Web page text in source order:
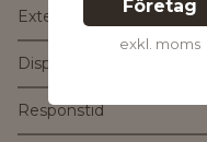
Företag
exkl. moms
Extern givare
Display
Responstid